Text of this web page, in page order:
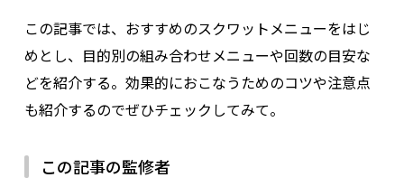
この記事では、おすすめのスクワットメニューをはじ
めとし、目的別の組み合わせメニューや回数の目安な
どを紹介する。効果的におこなうためのコツや注意点
も紹介するのでぜひチェックしてみて。
この記事の監修者